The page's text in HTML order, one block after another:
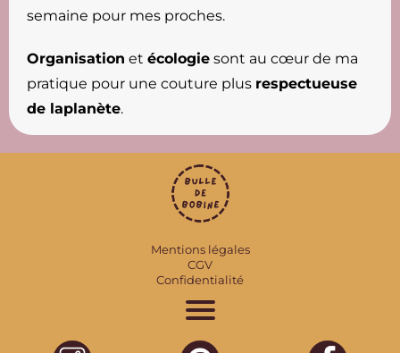
semaine pour mes proches.
Organisation et écologie sont au cœur de ma
pratique pour une couture plus respectueuse
de laplanète.
Mentions légales
CGV
Confidentialité